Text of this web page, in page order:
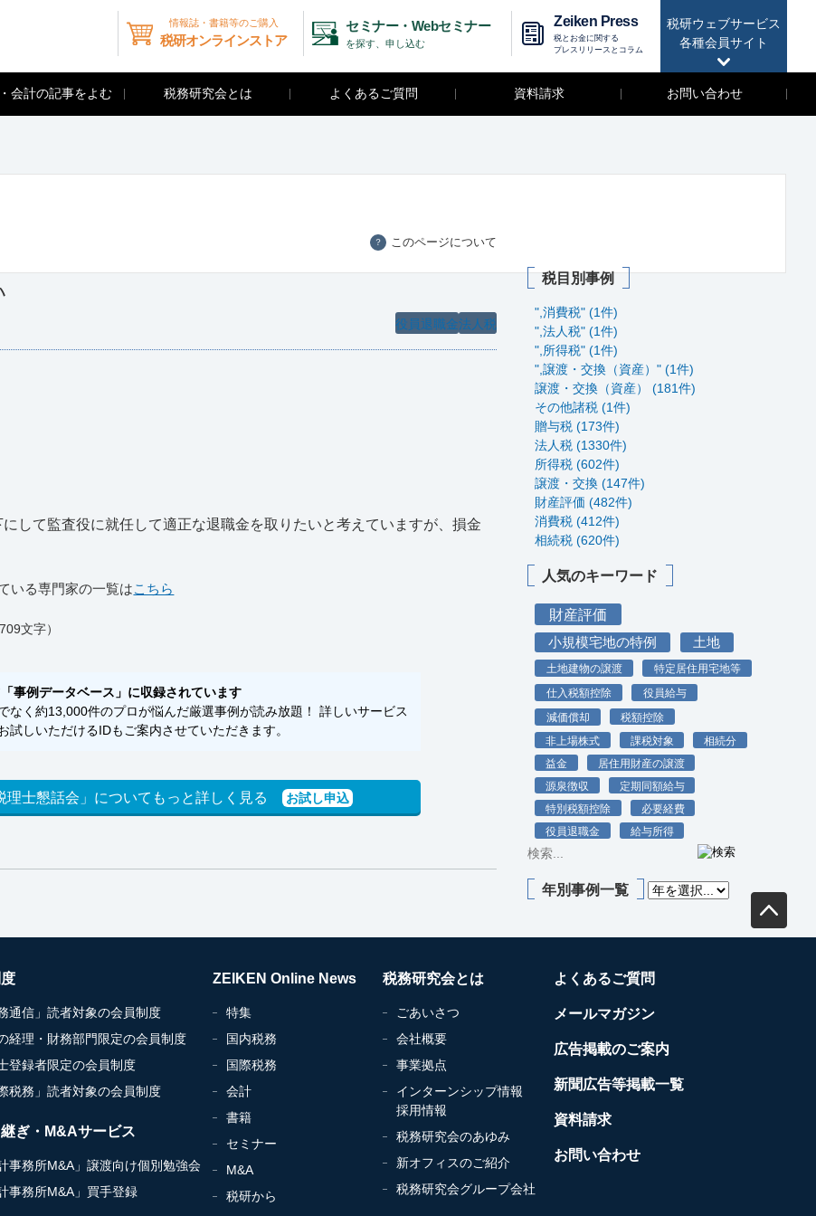
税研ウェブサービス
各種会員サイト
情報誌・書籍等のご購入
税研オンラインストア
セミナー・Webセミナー
を探す、申し込む
Zeiken Press
税とお金に関する
プレスリリースとコラム
会計の記事をよむ 税務研究会とは よくあるご質問 資料請求 お問い合わせ
？ このページについて
法人税
役員退職金
して監査役に就任して適正な退職金を取りたいと考えていますが、損金
いる専門家の一覧はこちら
文字）
事例データベース」に収録されています
なく約13,000件のプロが悩んだ厳選事例が読み放題！ 詳しいサービス
しいただけるIDもご案内させていただきます。
理士懇話会」についてもっと詳しく見る お試し申込
税目別事例
",消費税" (1件)
",法人税" (1件)
",所得税" (1件)
",譲渡・交換（資産）" (1件)
譲渡・交換（資産） (181件)
その他諸税 (1件)
贈与税 (173件)
法人税 (1330件)
所得税 (602件)
譲渡・交換 (147件)
財産評価 (482件)
消費税 (412件)
相続税 (620件)
人気のキーワード
財産評価
小規模宅地の特例 土地
土地建物の譲渡
特定居住用宅地等
仕入税額控除
役員給与
減価償却
税額控除
非上場株式
課税対象
相続分
益金
居住用財産の譲渡
源泉徴収
定期同額給与
特別税額控除
必要経費
役員退職金
給与所得
年別事例一覧
通信」読者対象の会員制度
経理・財務部門限定の会員制度
登録者限定の会員制度
税務」読者対象の会員制度
ぎ・M&Aサービス
事務所M&A」譲渡向け個別勉強会
事務所M&A」買手登録
ZEIKEN Online News
特集
国内税務
国際税務
会計
書籍
セミナー
M&A
税研から
税務研究会とは
ごあいさつ
会社概要
事業拠点
インターンシップ情報
採用情報
税務研究会のあゆみ
新オフィスのご紹介
税務研究会グループ会社
よくあるご質問
メールマガジン
広告掲載のご案内
新聞広告等掲載一覧
資料請求
お問い合わせ